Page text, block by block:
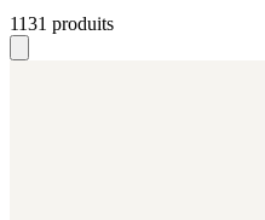
1131 produits